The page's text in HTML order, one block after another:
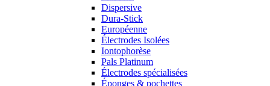
Dispersive
Dura-Stick
Européenne
Électrodes Isolées
Iontophorèse
Pals Platinum
Électrodes spécialisées
Éponges & pochettes